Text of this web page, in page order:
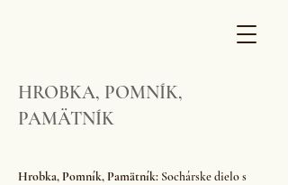
HROBKA, POMNÍK,
PAMÄTNÍK
Hrobka, Pomník, Pamätník: Sochárske dielo s